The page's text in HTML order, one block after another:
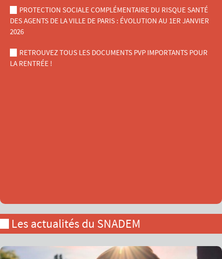
PROTECTION SOCIALE COMPLÉMENTAIRE DU RISQUE SANTÉ
DES AGENTS DE LA VILLE DE PARIS : ÉVOLUTION AU 1ER JANVIER
2026
RETROUVEZ TOUS LES DOCUMENTS PVP IMPORTANTS POUR
LA RENTRÉE !
Les actualités du SNADEM